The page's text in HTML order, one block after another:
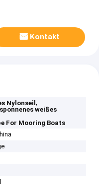
Kontakt
Nylonseil,
weißes
For Mooring Boats